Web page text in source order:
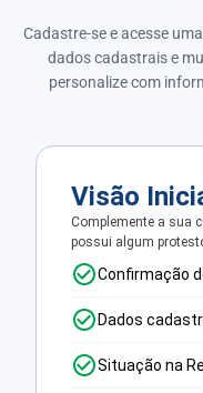
Cadastre-se e acesse
dados cadastrais e
personalize com
Visão
Complemente a sua
possui algum
Confirmação
Dados
Situação na